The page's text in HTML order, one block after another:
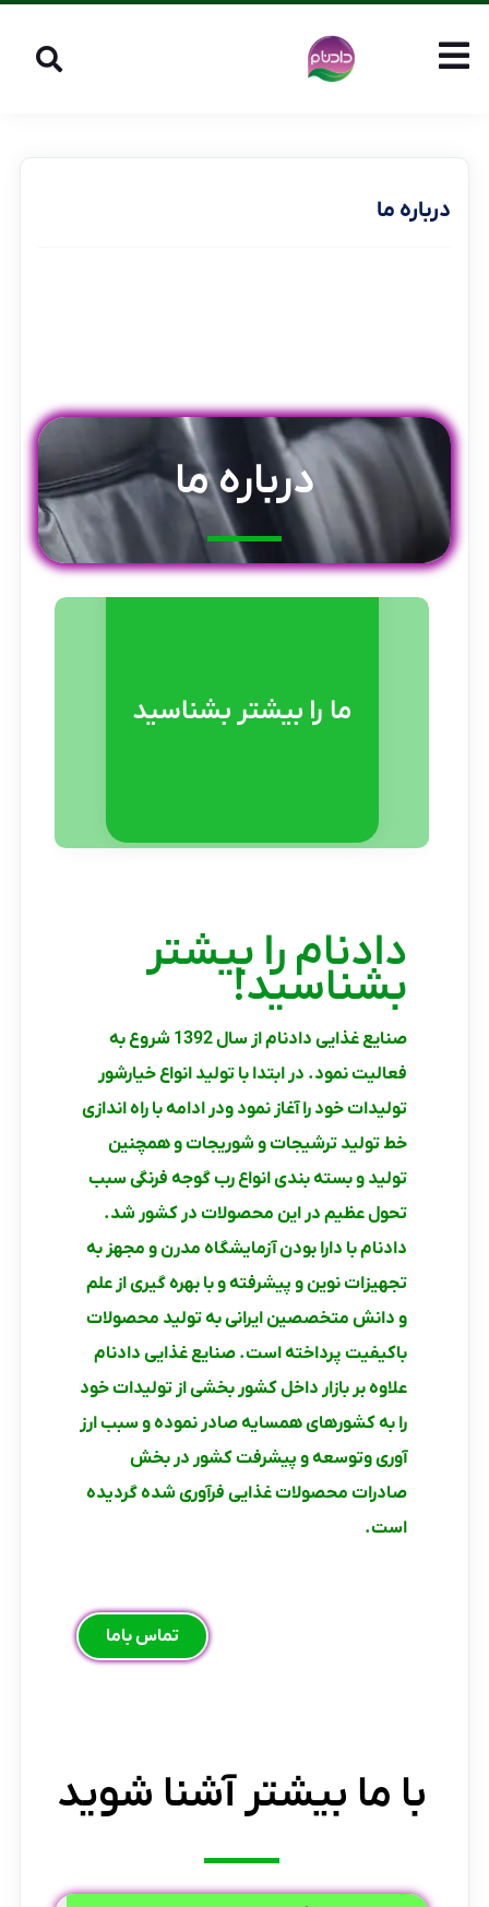
درباره ما
درباره ما
ما را بیشتر بشناسید
دادنام را بیشتر
بشناسید!
صنایع غذایی دادنام از سال 1392 شروع به
فعالیت نمود. در ابتدا با تولید انواع خیارشور
تولیدات خود را آغاز نمود ودر ادامه با راه اندازی
خط تولید ترشیجات و شوریجات و همچنین
تولید و بسته بندی انواع رب گوجه فرنگی سبب
تحول عظیم در این محصولات در کشور شد.
دادنام با دارا بودن آزمایشگاه مدرن و مجهز به
تجهیزات نوین و پیشرفته و با بهره گیری از علم
و دانش متخصصین ایرانی به تولید محصولات
باکیفیت پرداخته است. صنایع غذایی دادنام
علاوه بر بازار داخل کشور بخشی از تولیدات خود
را به کشورهای همسایه صادر نموده و سبب ارز
آوری وتوسعه و پیشرفت کشور در بخش
صادرات محصولات غذایی فرآوری شده گردیده
است.
تماس باما
با ما بیشتر آشنا شوید